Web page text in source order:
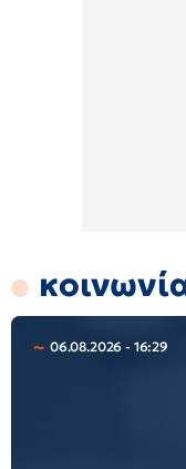
06.08.2026 - 16:29